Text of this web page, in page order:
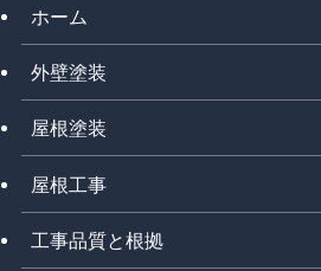
ホーム
外壁塗装
屋根塗装
屋根工事
工事品質と根拠